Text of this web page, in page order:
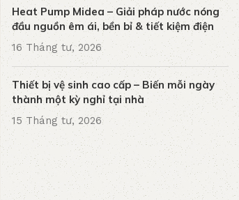
Heat Pump Midea – Giải pháp nước nóng
đầu nguồn êm ái, bền bỉ & tiết kiệm điện
16 Tháng tư, 2026
Thiết bị vệ sinh cao cấp – Biến mỗi ngày
thành một kỳ nghỉ tại nhà
15 Tháng tư, 2026